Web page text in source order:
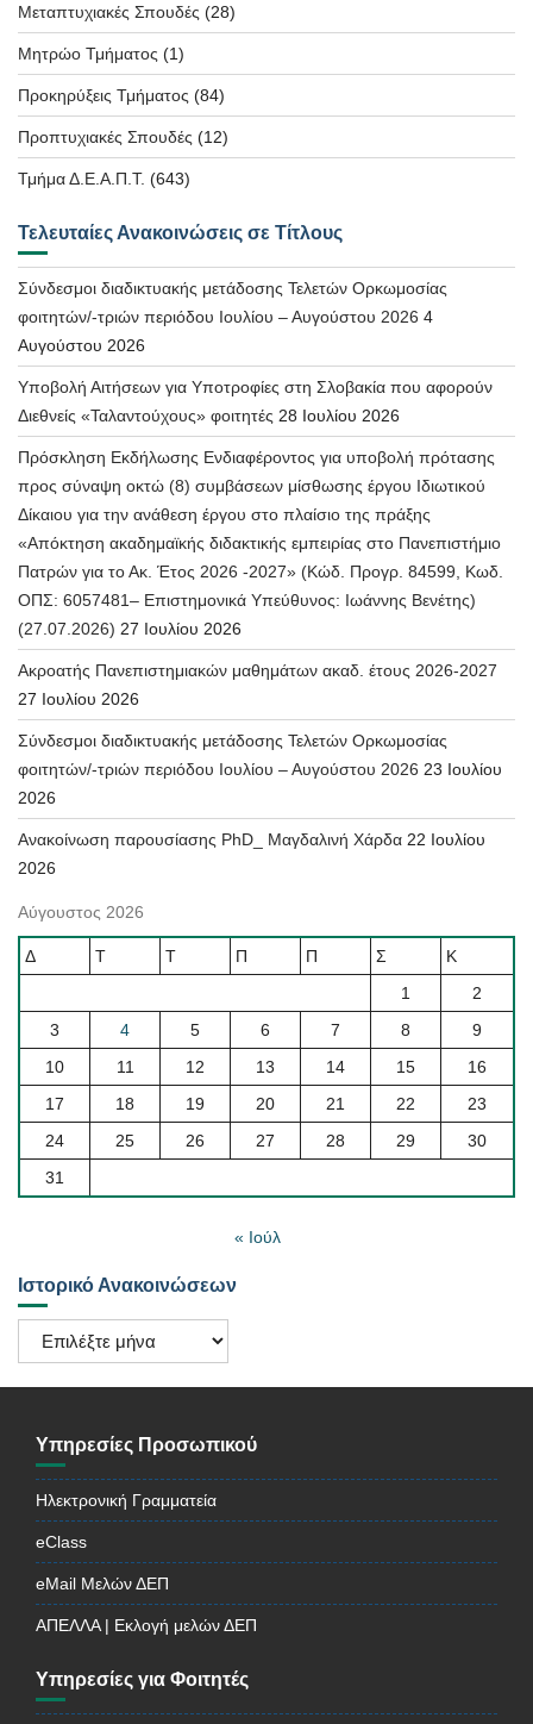
Μεταπτυχιακές Σπουδές (28)
Μητρώο Τμήματος (1)
Προκηρύξεις Τμήματος (84)
Προπτυχιακές Σπουδές (12)
Τμήμα Δ.Ε.Α.Π.Τ. (643)
Τελευταίες Ανακοινώσεις σε Τίτλους
Σύνδεσμοι διαδικτυακής μετάδοσης Τελετών Ορκωμοσίας
φοιτητών/-τριών περιόδου Ιουλίου – Αυγούστου 2026 4
Αυγούστου 2026
Υποβολή Αιτήσεων για Υποτροφίες στη Σλοβακία που αφορούν
Διεθνείς «Ταλαντούχους» φοιτητές 28 Ιουλίου 2026
Πρόσκληση Εκδήλωσης Ενδιαφέροντος για υποβολή πρότασης
προς σύναψη οκτώ (8) συμβάσεων μίσθωσης έργου Ιδιωτικού
Δίκαιου για την ανάθεση έργου στο πλαίσιο της πράξης
«Απόκτηση ακαδημαϊκής διδακτικής εμπειρίας στο Πανεπιστήμιο
Πατρών για το Ακ. Έτος 2026 -2027» (Κώδ. Προγρ. 84599, Κωδ.
ΟΠΣ: 6057481– Επιστημονικά Υπεύθυνος: Ιωάννης Βενέτης)
(27.07.2026) 27 Ιουλίου 2026
Ακροατής Πανεπιστημιακών μαθημάτων ακαδ. έτους 2026-2027
27 Ιουλίου 2026
Σύνδεσμοι διαδικτυακής μετάδοσης Τελετών Ορκωμοσίας
φοιτητών/-τριών περιόδου Ιουλίου – Αυγούστου 2026 23 Ιουλίου
2026
Ανακοίνωση παρουσίασης PhD_ Μαγδαλινή Χάρδα 22 Ιουλίου
2026
Αύγουστος 2026
Δ Τ Τ Π Π Σ
Κ
1
2
3
4 5 6 7 8
9
10
11 12 13 14 15
16
17
18 19 20 21 22
23
24
25 26 27 28 29
30
31
« Ιούλ
Ιστορικό Ανακοινώσεων
Ιστορικό
Ανακοινώσεων
Υπηρεσίες Προσωπικού
Ηλεκτρονική Γραμματεία
eClass
eMail Μελών ΔΕΠ
ΑΠΕΛΛΑ | Εκλογή μελών ΔΕΠ
Υπηρεσίες για Φοιτητές